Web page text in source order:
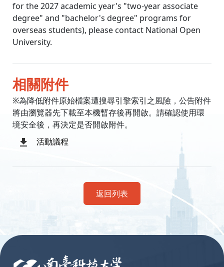
for the 2027 academic year's "two-year associate
degree" and "bachelor's degree" programs for
overseas students), please contact National Open
University.
相關附件
※為降低附件原始檔案遭搜尋引擎索引之風險，公告附件
將由瀏覽器先下載至本機暫存後再開啟。請確認使用環
境安全後，再決定是否開啟附件。
活動議程
返回列表